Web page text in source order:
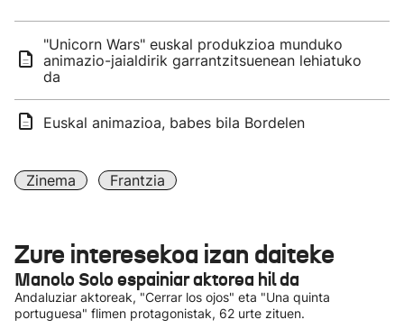
"Unicorn Wars" euskal produkzioa munduko
animazio-jaialdirik garrantzitsuenean lehiatuko
da
Euskal animazioa, babes bila Bordelen
Zinema Frantzia
Zure interesekoa izan daiteke
Manolo Solo espainiar aktorea hil da
Andaluziar aktoreak, "Cerrar los ojos" eta "Una quinta
portuguesa" flimen protagonistak, 62 urte zituen.